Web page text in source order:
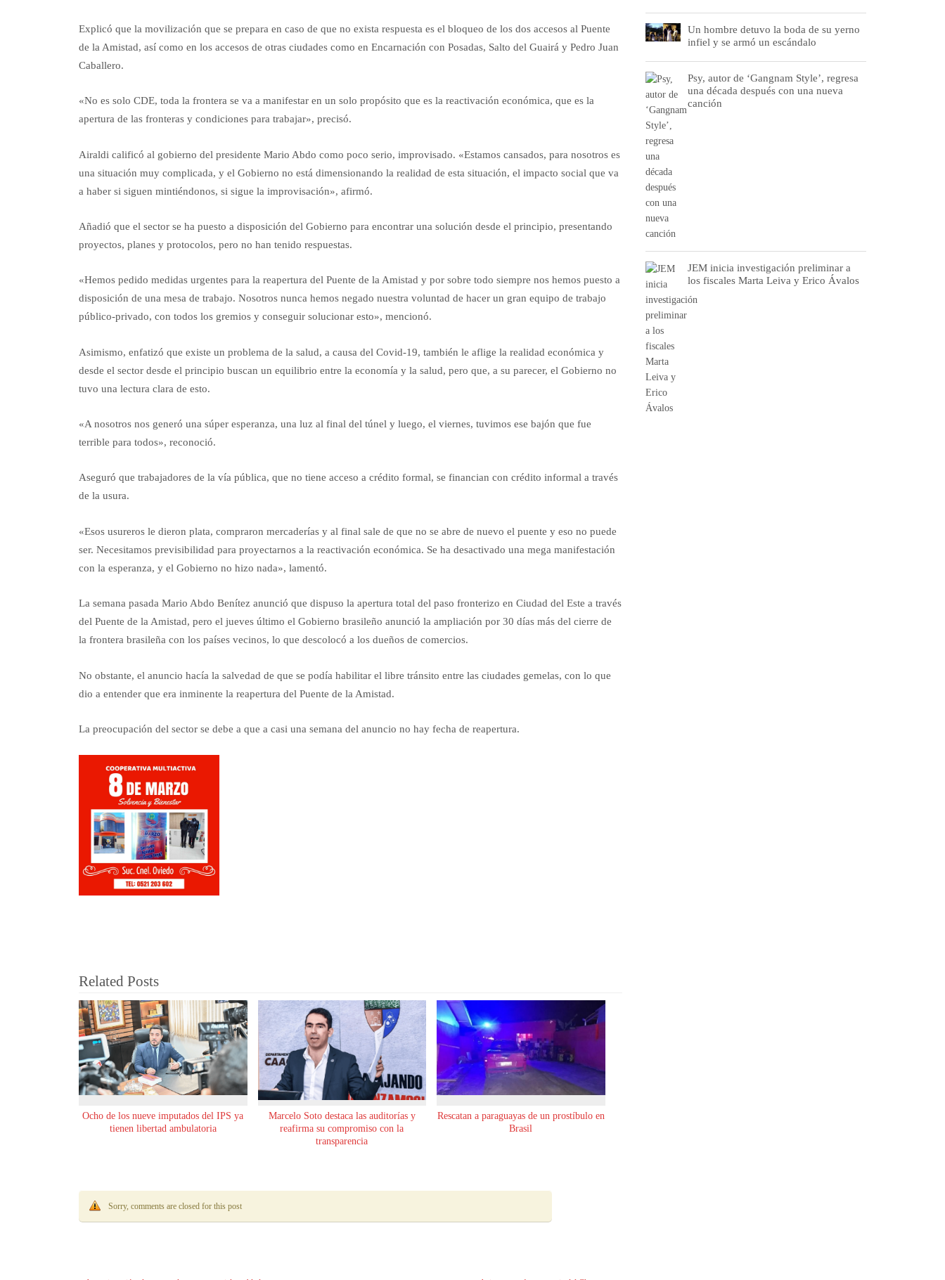
Explicó que la movilización que se prepara en caso de que no exista respuesta es el bloqueo de los dos accesos al Puente
de la Amistad, así como en los accesos de otras ciudades como en Encarnación con Posadas, Salto del Guairá y Pedro Juan
Caballero.
«No es solo CDE, toda la frontera se va a manifestar en un solo propósito que es la reactivación económica, que es la
apertura de las fronteras y condiciones para trabajar», precisó.
Airaldi calificó al gobierno del presidente Mario Abdo como poco serio, improvisado. «Estamos cansados, para nosotros es
una situación muy complicada, y el Gobierno no está dimensionando la realidad de esta situación, el impacto social que va
a haber si siguen mintiéndonos, si sigue la improvisación», afirmó.
Añadió que el sector se ha puesto a disposición del Gobierno para encontrar una solución desde el principio, presentando
proyectos, planes y protocolos, pero no han tenido respuestas.
«Hemos pedido medidas urgentes para la reapertura del Puente de la Amistad y por sobre todo siempre nos hemos puesto a
disposición de una mesa de trabajo. Nosotros nunca hemos negado nuestra voluntad de hacer un gran equipo de trabajo
público-privado, con todos los gremios y conseguir solucionar esto», mencionó.
Asimismo, enfatizó que existe un problema de la salud, a causa del Covid-19, también le aflige la realidad económica y
desde el sector desde el principio buscan un equilibrio entre la economía y la salud, pero que, a su parecer, el Gobierno no
tuvo una lectura clara de esto.
«A nosotros nos generó una súper esperanza, una luz al final del túnel y luego, el viernes, tuvimos ese bajón que fue
terrible para todos», reconoció.
Aseguró que trabajadores de la vía pública, que no tiene acceso a crédito formal, se financian con crédito informal a través
de la usura.
«Esos usureros le dieron plata, compraron mercaderías y al final sale de que no se abre de nuevo el puente y eso no puede
ser. Necesitamos previsibilidad para proyectarnos a la reactivación económica. Se ha desactivado una mega manifestación
con la esperanza, y el Gobierno no hizo nada», lamentó.
La semana pasada Mario Abdo Benítez anunció que dispuso la apertura total del paso fronterizo en Ciudad del Este a través
del Puente de la Amistad, pero el jueves último el Gobierno brasileño anunció la ampliación por 30 días más del cierre de
la frontera brasileña con los países vecinos, lo que descolocó a los dueños de comercios.
No obstante, el anuncio hacía la salvedad de que se podía habilitar el libre tránsito entre las ciudades gemelas, con lo que
dio a entender que era inminente la reapertura del Puente de la Amistad.
La preocupación del sector se debe a que a casi una semana del anuncio no hay fecha de reapertura.
Related Posts
Ocho de los nueve imputados del IPS ya
tienen libertad ambulatoria
Marcelo Soto destaca las auditorías y
reafirma su compromiso con la
transparencia
Rescatan a paraguayas de un prostíbulo en
Brasil
Sorry, comments are closed for this post
Un hombre detuvo la boda de su yerno
infiel y se armó un escándalo
Psy, autor de ‘Gangnam Style’, regresa
una década después con una nueva
canción
JEM inicia investigación preliminar a
los fiscales Marta Leiva y Erico Ávalos